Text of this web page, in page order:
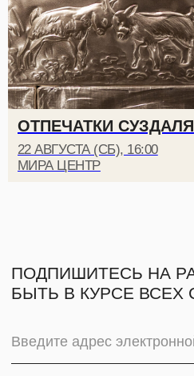
ОТПЕЧАТКИ СУЗДАЛЯ
22 АВГУСТА (СБ), 16:00
МИРА ЦЕНТР